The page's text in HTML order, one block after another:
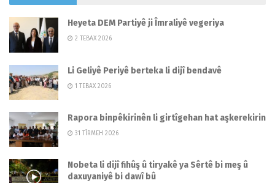
Heyeta DEM Partiyê ji Îmraliyê vegeriya
2 TEBAX 2026
Li Geliyê Periyê berteka li dijî bendavê
1 TEBAX 2026
Rapora binpêkirinên li girtîgehan hat aşkerekirin
31 TÎRMEH 2026
Nobeta li dijî fihûş û tiryakê ya Sêrtê bi meş û
daxuyaniyê bi dawî bû